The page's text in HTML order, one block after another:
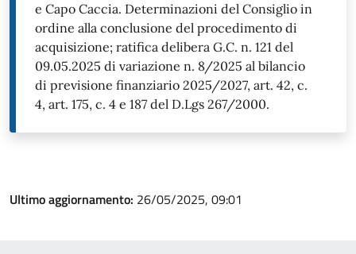
e Capo Caccia. Determinazioni del Consiglio in
ordine alla conclusione del procedimento di
acquisizione; ratifica delibera G.C. n. 121 del
09.05.2025 di variazione n. 8/2025 al bilancio
di previsione finanziario 2025/2027, art. 42, c.
4, art. 175, c. 4 e 187 del D.Lgs 267/2000.
Ultimo aggiornamento: 26/05/2025, 09:01